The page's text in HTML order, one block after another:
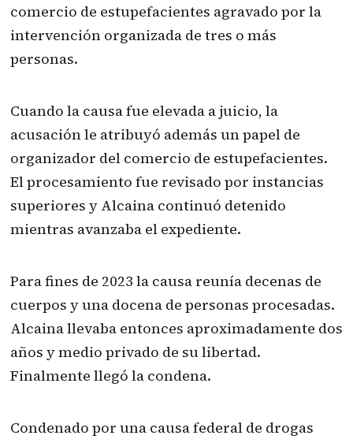
comercio de estupefacientes agravado por la
intervención organizada de tres o más
personas.
Cuando la causa fue elevada a juicio, la
acusación le atribuyó además un papel de
organizador del comercio de estupefacientes.
El procesamiento fue revisado por instancias
superiores y Alcaina continuó detenido
mientras avanzaba el expediente.
Para fines de 2023 la causa reunía decenas de
cuerpos y una docena de personas procesadas.
Alcaina llevaba entonces aproximadamente dos
años y medio privado de su libertad.
Finalmente llegó la condena.
Condenado por una causa federal de drogas